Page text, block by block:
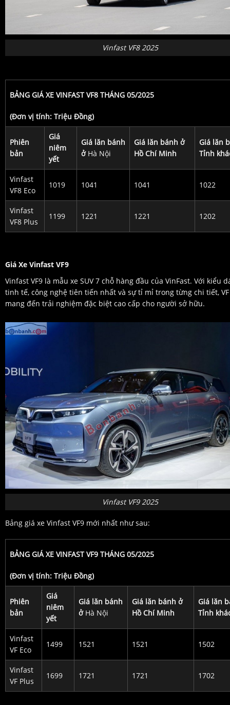
Vinfast VF8 2025
BẢNG GIÁ XE VINFAST VF8 THÁNG 05/2025
(Đơn vị tính: Triệu Đồng)
Phiên
bản
Giá
niêm
yết
Giá lăn bánh
ở Hà Nội
Giá lăn bánh ở
Hồ Chí Minh
Giá lăn
Tỉnh
Vinfast
VF8 Eco
1019 1041 1041 1022
Vinfast
VF8 Plus
1199 1221 1221 1202
Giá Xe Vinfast VF9
Vinfast VF9 là mẫu xe SUV 7 chỗ hàng đầu của VinFast. Với kiểu
tinh tế, công nghệ tiên tiến nhất và sự tỉ mỉ trong từng chi tiết,
mang đến trải nghiệm đặc biệt cao cấp cho người sở hữu.
Vinfast VF9 2025
Bảng giá xe Vinfast VF9 mới nhất như sau:
BẢNG GIÁ XE VINFAST VF9 THÁNG 05/2025
(Đơn vị tính: Triệu Đồng)
Phiên
bản
Giá
niêm
yết
Giá lăn bánh
ở Hà Nội
Giá lăn bánh ở
Hồ Chí Minh
Giá lăn
Tỉnh
Vinfast
VF Eco
1499 1521 1521 1502
Vinfast
VF Plus
1699 1721 1721 1702